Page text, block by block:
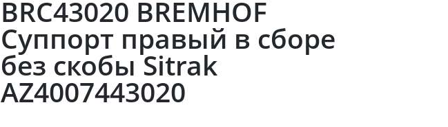
BRC43020 BREMHOF
Суппорт правый в сборе
без скобы Sitrak
AZ4007443020